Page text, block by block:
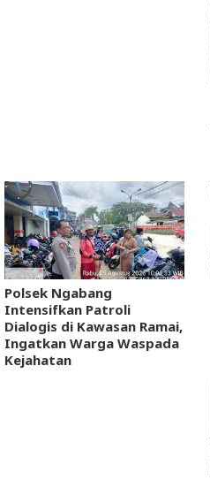
Polsek Ngabang
Intensifkan Patroli
Dialogis di Kawasan Ramai,
Ingatkan Warga Waspada
Kejahatan